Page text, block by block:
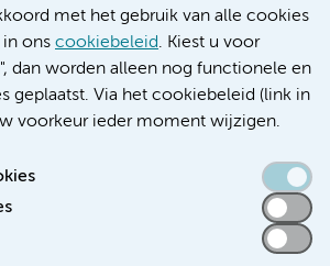
met het gebruik van alle cookies
ons cookiebeleid. Kiest u voor
dan worden alleen nog functionele en
geplaatst. Via het cookiebeleid (link in
voorkeur ieder moment wijzigen.